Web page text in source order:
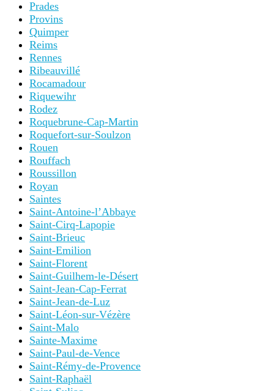
Prades
Provins
Quimper
Reims
Rennes
Ribeauvillé
Rocamadour
Riquewihr
Rodez
Roquebrune-Cap-Martin
Roquefort-sur-Soulzon
Rouen
Rouffach
Roussillon
Royan
Saintes
Saint-Antoine-l’Abbaye
Saint-Cirq-Lapopie
Saint-Brieuc
Saint-Emilion
Saint-Florent
Saint-Guilhem-le-Désert
Saint-Jean-Cap-Ferrat
Saint-Jean-de-Luz
Saint-Léon-sur-Vézère
Saint-Malo
Sainte-Maxime
Saint-Paul-de-Vence
Saint-Rémy-de-Provence
Saint-Raphaël